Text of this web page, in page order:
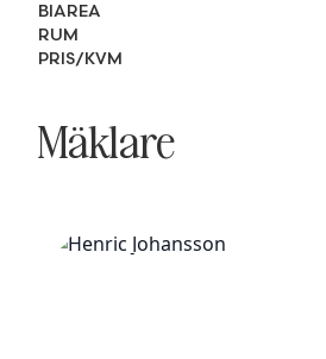
BIAREA
RUM
PRIS/KVM
Mäklare